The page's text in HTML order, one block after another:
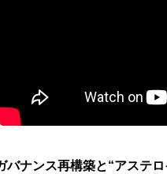
バナンス再構築と“アステ